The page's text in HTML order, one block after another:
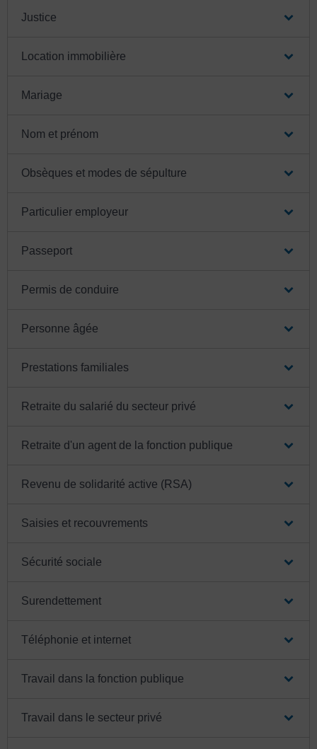
Justice
Location immobilière
Mariage
Nom et prénom
Obsèques et modes de sépulture
Particulier employeur
Passeport
Permis de conduire
Personne âgée
Prestations familiales
Retraite du salarié du secteur privé
Retraite d'un agent de la fonction publique
Revenu de solidarité active (RSA)
Saisies et recouvrements
Sécurité sociale
Surendettement
Téléphonie et internet
Travail dans la fonction publique
Travail dans le secteur privé